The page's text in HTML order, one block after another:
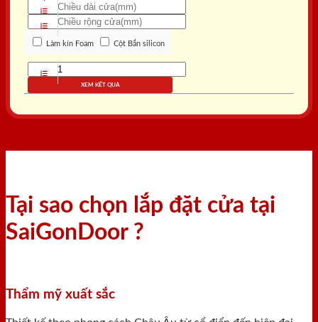
Làm kín Foam Cột Bắn silicon
XEM KẾT QUẢ
Tại sao chọn lắp đặt cửa tại
SaiGonDoor ?
Thẩm mỹ xuất sắc